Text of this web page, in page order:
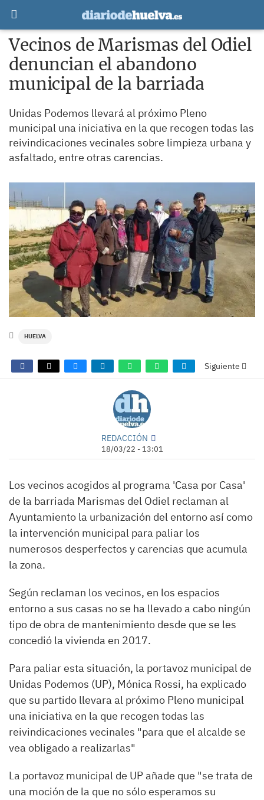
Vecinos de Marismas del Odiel
denuncian el abandono
municipal de la barriada
Unidas Podemos llevará al próximo Pleno
municipal una iniciativa en la que recogen todas las
reivindicaciones vecinales sobre limpieza urbana y
asfaltado, entre otras carencias.
HUELVA
Siguiente
REDACCIÓN
18/03/22 - 13:01
Los vecinos acogidos al programa 'Casa por Casa'
de la barriada Marismas del Odiel reclaman al
Ayuntamiento la urbanización del entorno así como
la intervención municipal para paliar los
numerosos desperfectos y carencias que acumula
la zona.
Según reclaman los vecinos, en los espacios
entorno a sus casas no se ha llevado a cabo ningún
tipo de obra de mantenimiento desde que se les
concedió la vivienda en 2017.
Para paliar esta situación, la portavoz municipal de
Unidas Podemos (UP), Mónica Rossi, ha explicado
que su partido llevara al próximo Pleno municipal
una iniciativa en la que recogen todas las
reivindicaciones vecinales "para que el alcalde se
vea obligado a realizarlas"
La portavoz municipal de UP añade que "se trata de
una moción de la que no sólo esperamos su